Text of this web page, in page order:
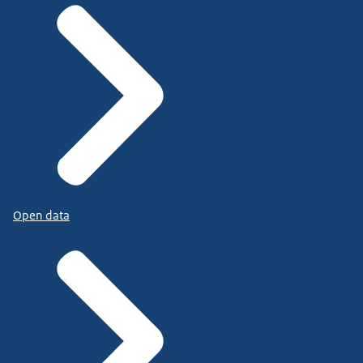
Open data